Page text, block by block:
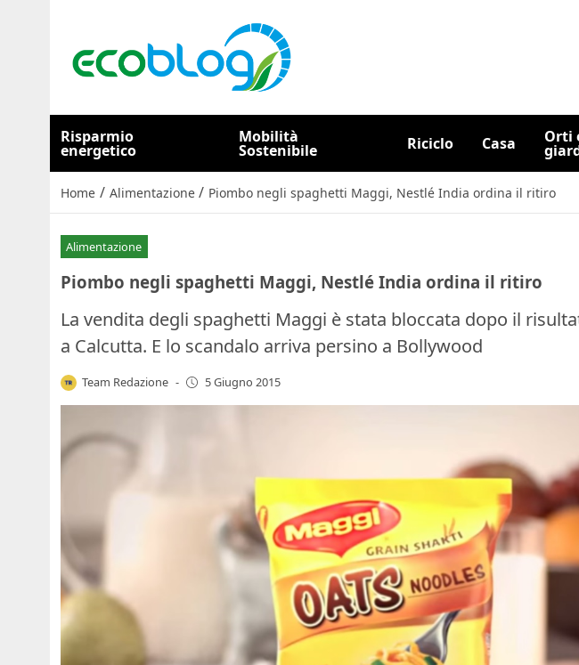
Risparmio
energetico
Mobilità
Sostenibile Riciclo Casa Orti
Home / Alimentazione / Piombo negli spaghetti Maggi, Nestlé India ordina il ritiro
Alimentazione
Piombo negli spaghetti Maggi, Nestlé India ordina il ritiro
La vendita degli spaghetti Maggi è stata bloccata dopo il
a Calcutta. E lo scandalo arriva persino a Bollywood
Team Redazione - 5 Giugno 2015